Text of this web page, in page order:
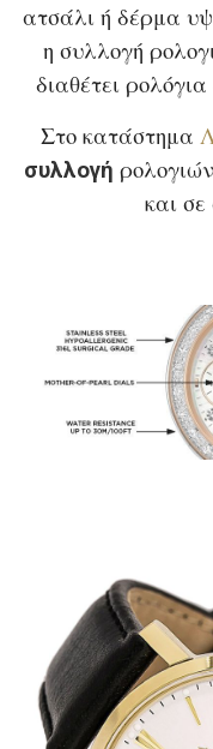
ατσάλι ή δέρμα
η συλλογή
διαθέτει
Στο κατάστημα
συλλογή
και